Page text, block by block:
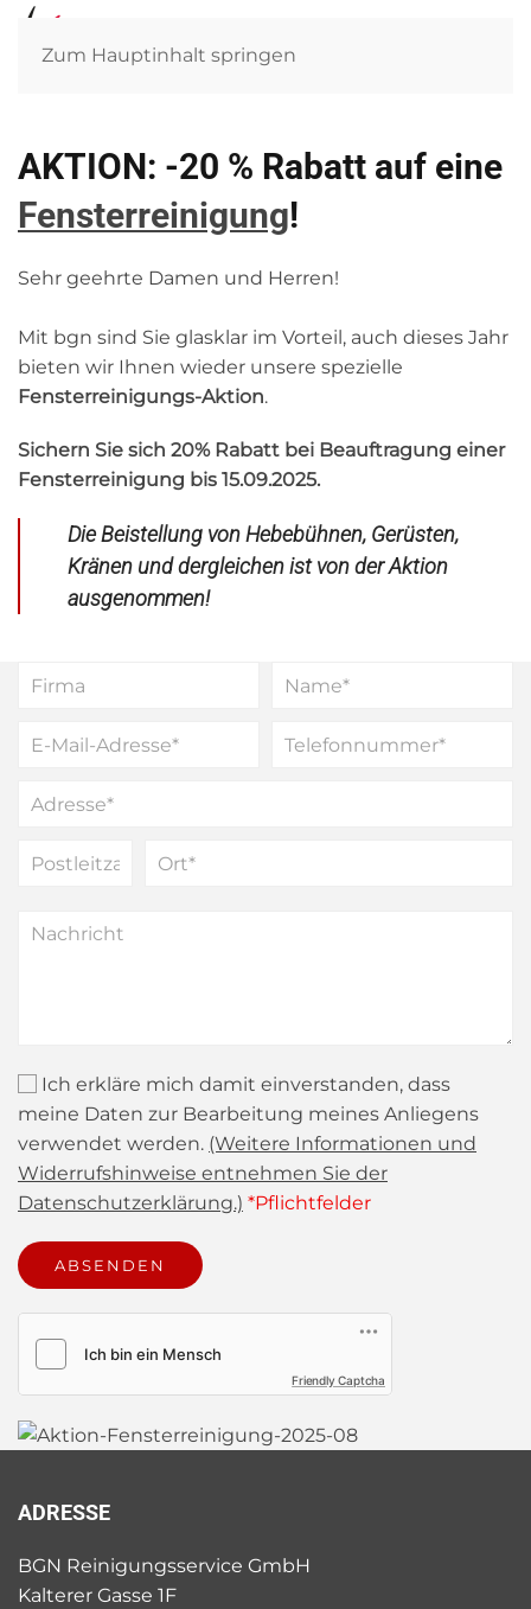
Zum Hauptinhalt springen
AKTION: -20 % Rabatt auf eine
Fensterreinigung!
Sehr geehrte Damen und Herren!
Mit bgn sind Sie glasklar im Vorteil, auch dieses Jahr
bieten wir Ihnen wieder unsere spezielle
Fensterreinigungs-Aktion.
Sichern Sie sich 20% Rabatt bei Beauftragung einer
Fensterreinigung bis 15.09.2025.
Die Beistellung von Hebebühnen, Gerüsten,
Kränen und dergleichen ist von der Aktion
ausgenommen!
Ich erkläre mich damit einverstanden, dass
meine Daten zur Bearbeitung meines Anliegens
verwendet werden. (Weitere Informationen und
Widerrufshinweise entnehmen Sie der
Datenschutzerklärung.) *Pflichtfelder
Friendly Captcha
ADRESSE
BGN Reinigungsservice GmbH
Kalterer Gasse 1F